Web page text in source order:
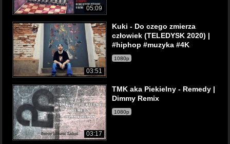
05:09
03:51
Kuki - Do czego zmierza
człowiek (TELEDYSK 2020) |
#hiphop #muzyka #4K
1080p
03:17
TMK aka Piekielny - Remedy |
Dimmy Remix
1080p